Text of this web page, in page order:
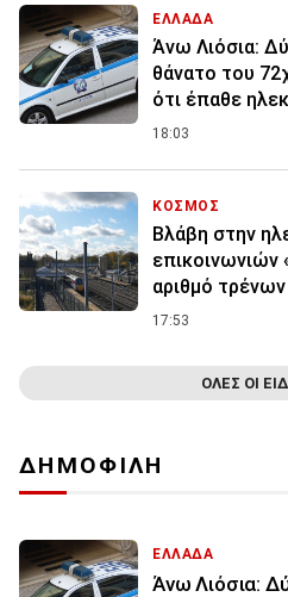
ΕΛΛΑΔΑ
Άνω Λιόσια:
θάνατο του
ότι έπαθε
18:03
ΚΟΣΜΟΣ
Βλάβη στην
επικοινωνιών
αριθμό
17:53
ΟΛΕΣ ΟΙ
ΔΗΜΟΦΙΛΗ
ΕΛΛΑΔΑ
Άνω Λιόσια: